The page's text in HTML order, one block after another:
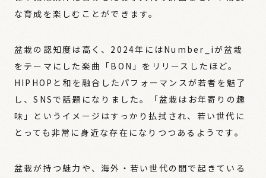
な育成を楽しむことができます。
盆栽の認知度は高く、2024年にはNumber_iが盆栽
をテーマにした楽曲「BON」をリリースしたほど。
HIPHOPと和を融合したパフォーマンスが若者を魅了
し、SNSで話題になりました。「盆栽はお年寄りの趣
味」というイメージはすっかり払拭され、若い世代に
とっても非常に身近な存在になりつつあるようです。
盆栽が持つ魅力や、海外・若い世代の間で起きている